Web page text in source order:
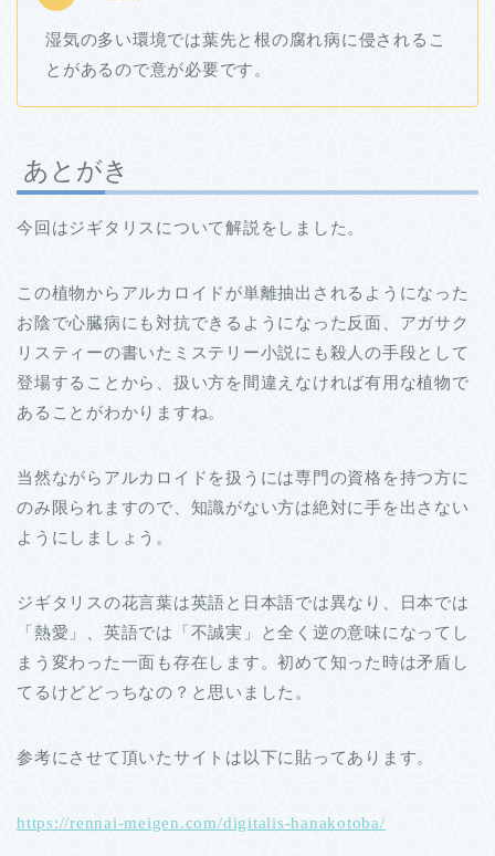
湿気の多い環境では葉先と根の腐れ病に侵されるこ
とがあるので意が必要です。
あとがき
今回はジギタリスについて解説をしました。
この植物からアルカロイドが単離抽出されるようになった
お陰で心臓病にも対抗できるようになった反面、アガサク
リスティーの書いたミステリー小説にも殺人の手段として
登場することから、扱い方を間違えなければ有用な植物で
あることがわかりますね。
当然ながらアルカロイドを扱うには専門の資格を持つ方に
のみ限られますので、知識がない方は絶対に手を出さない
ようにしましょう。
ジギタリスの花言葉は英語と日本語では異なり、日本では
「熱愛」、英語では「不誠実」と全く逆の意味になってし
まう変わった一面も存在します。初めて知った時は矛盾し
てるけどどっちなの？と思いました。
参考にさせて頂いたサイトは以下に貼ってあります。
https://rennai-meigen.com/digitalis-hanakotoba/